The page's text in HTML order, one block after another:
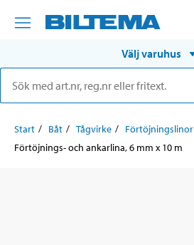
Välj varuhus
Start Båt Tågvirke
Förtöjningslinor
Förtöjnings- och ankarlina, 6 mm x 10 m